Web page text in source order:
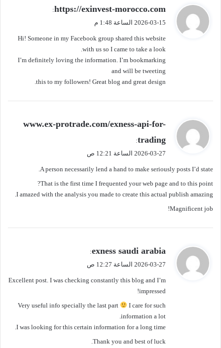
ي
ل
https://exinvest-morocco.com
:
2026-03-15 الساعة 1:48 م
Hi! Someone in my Facebook group shared this website
with us so I came to take a look.
I’m definitely loving the information. I’m bookmarking
and will be tweeting
this to my followers! Great blog and great design.
و
ل
www.ex-protrade.com/exness-api-for-
trading
:
2026-03-27 الساعة 12:21 ص
A person necessarily lend a hand to make seriously posts I’d state.
That is the first time I frequented your web page and to this point?
I amazed with the analysis you made to create this actual publish amazing.
Magnificent job!
ي
ل
exness saudi arabia
:
2026-03-27 الساعة 12:27 ص
Excellent post. I was checking constantly this blog and I’m
impressed!
Very useful info specially the last part
I care for such
information a lot.
I was looking for this certain information for a long time.
Thank you and best of luck.